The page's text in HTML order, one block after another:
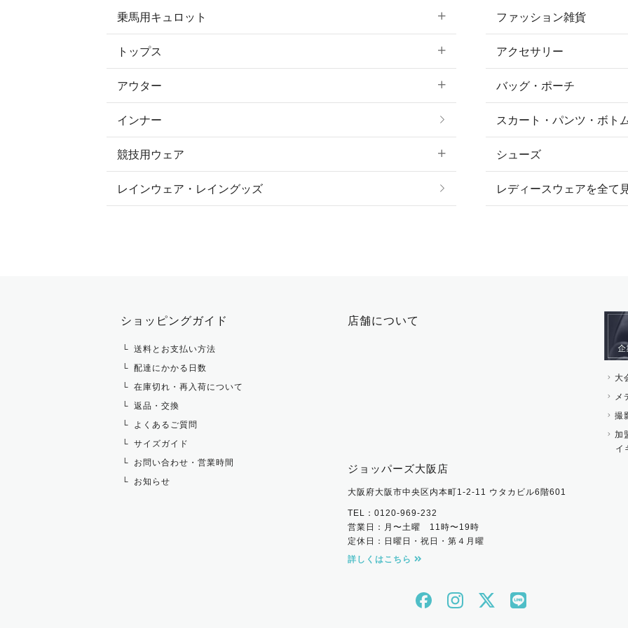
乗馬用キュロット
すべてのキュロット
フルグリップ・尻革 キュロット
ニーグリップ・膝革 キュロット
トップス
すべてのトップス
ポロシャツ
カットソー・Tシャツ・タンクトップ
その他 トップス
アウター
すべてのアウター
コート
ジャケット・ブルゾン
インナー
競技用ウェア
すべての競技用ウェア
レインウェア・レイングッズ
ファッション雑貨
すべてのファッション
ソックス
ベルト
キーホルダー・チャ
その他 ファッション雑
アクセサリー
すべてのアクセサリー
リング
ピアス・イヤリング
その他 アクセサリー
バッグ・ポーチ
スカート・パンツ・ボト
シューズ
レディースウェアを全て
ショッピングガイド
送料とお支払い方法
配達にかかる日数
在庫切れ・再入荷について
返品・交換
よくあるご質問
サイズガイド
お問い合わせ・営業時間
お知らせ
店舗について
ジョッパーズ大阪店
大阪府大阪市中央区内本町1-2-11 ウタカビル6階601
TEL：0120-969-232
営業日：月〜土曜 11時〜19時
定休日：日曜日・祝日・第４月曜
詳しくはこちら
大
メ
撮
加
イ